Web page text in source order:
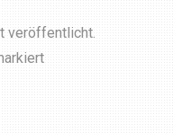
veröffentlicht.